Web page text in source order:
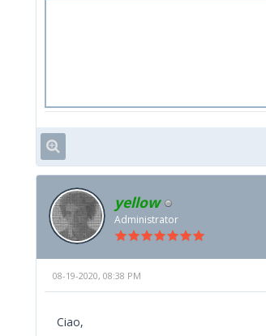
yellow
Administrator
08-19-2020, 08:38 PM
Ciao,